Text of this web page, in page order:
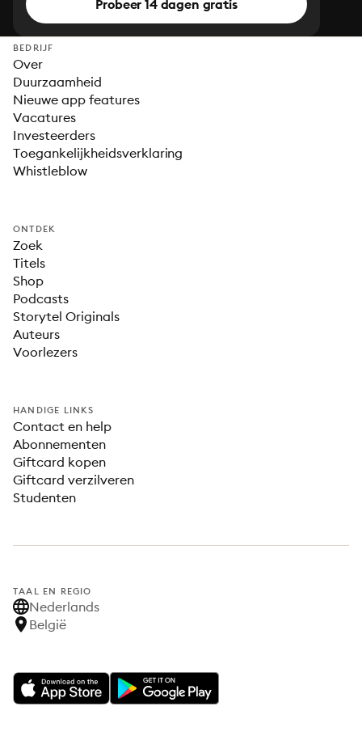
Probeer 14 dagen gratis
BEDRIJF
Over
Duurzaamheid
Nieuwe app features
Vacatures
Investeerders
Toegankelijkheidsverklaring
Whistleblow
ONTDEK
Zoek
Titels
Shop
Podcasts
Storytel Originals
Auteurs
Voorlezers
HANDIGE LINKS
Contact en help
Abonnementen
Giftcard kopen
Giftcard verzilveren
Studenten
TAAL EN REGIO
Nederlands
België